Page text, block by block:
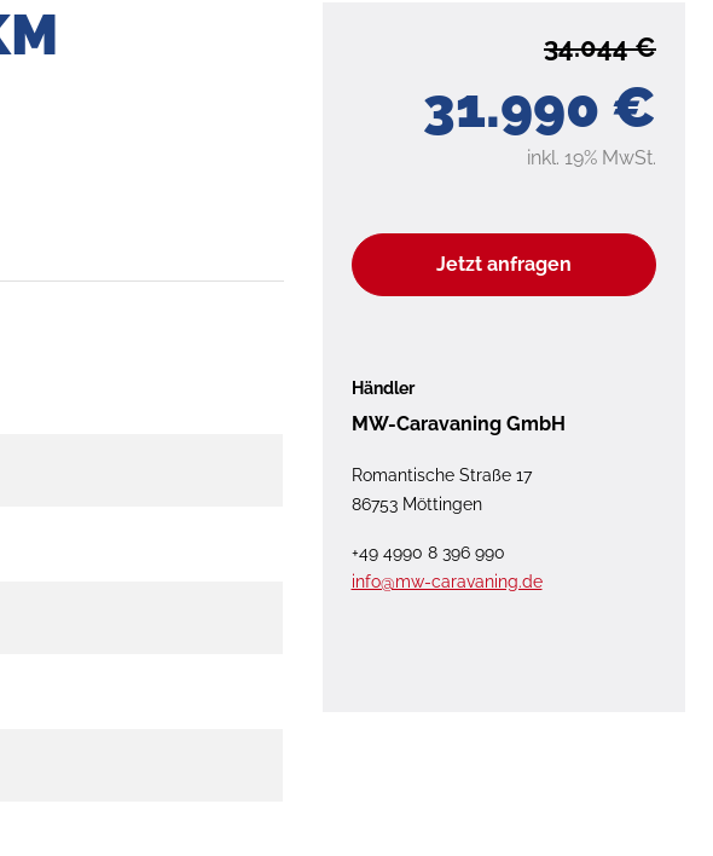
31.990 €
34.044 €
inkl. 19% MwSt.
Jetzt anfragen
Händler
MW-Caravaning GmbH
Romantische Straße 17
86753 Möttingen
+49 4990 8 396 990
info@mw-caravaning.de